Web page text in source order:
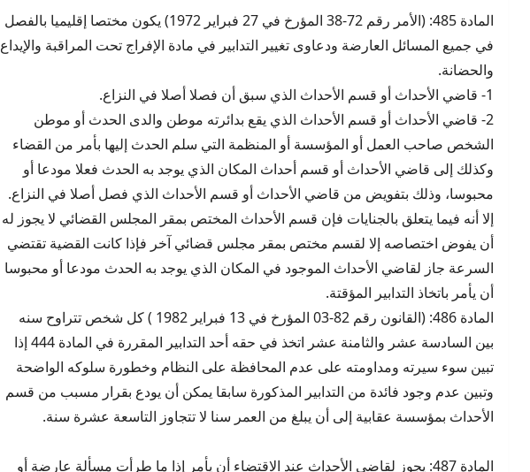
المادة 485: (الأمر رقم 72-38 المؤرخ في 27 فبراير 1972) يكون مختصا إقليميا بالفصل
في جميع المسائل العارضة ودعاوى تغيير التدابير في مادة الإفراج تحت المراقبة والإيداع
والحضانة.
1- قاضي الأحداث أو قسم الأحداث الذي سبق أن فصلا أصلا في النزاع.
2- قاضي الأحداث أو قسم الأحداث الذي يقع بدائرته موطن والدى الحدث أو موطن
الشخص صاحب العمل أو المؤسسة أو المنظمة التي سلم الحدث إليها بأمر من القضاء
وكذلك إلى قاضي الأحداث أو قسم أحداث المكان الذي يوجد به الحدث فعلا مودعا أو
محبوسا، وذلك بتفويض من قاضي الأحداث أو قسم الأحداث الذي فصل أصلا في النزاع.
إلا أنه فيما يتعلق بالجنايات فإن قسم الأحداث المختص بمقر المجلس القضائي لا يجوز له
أن يفوض اختصاصه إلا لقسم مختص بمقر مجلس قضائي آخر فإذا كانت القضية تقتضي
السرعة جاز لقاضي الأحداث الموجود في المكان الذي يوجد به الحدث مودعا أو محبوسا
أن يأمر باتخاذ التدابير المؤقتة.
المادة 486: (القانون رقم 82-03 المؤرخ في 13 فبراير 1982 ) كل شخص تتراوح سنه
بين السادسة عشر والثامنة عشر اتخذ في حقه أحد التدابير المقررة في المادة 444 إذا
تبين سوء سيرته ومداومته على عدم المحافظة على النظام وخطورة سلوكه الواضحة
وتبين عدم وجود فائدة من التدابير المذكورة سابقا يمكن أن يودع بقرار مسبب من قسم
الأحداث بمؤسسة عقابية إلى أن يبلغ من العمر سنا لا تتجاوز التاسعة عشرة سنة.
المادة 487: يجوز لقاضي الأحداث عند الاقتضاء أن يأمر إذا ما طرأت مسألة عارضة أو